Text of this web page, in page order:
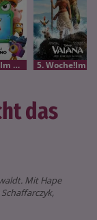
3. Woche!Im Bundesstart
das
Mit Hape